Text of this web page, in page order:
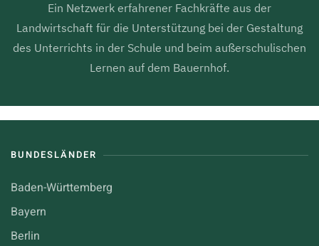
Ein Netzwerk erfahrener Fachkräfte aus der
Landwirtschaft für die Unterstützung bei der Gestaltung
des Unterrichts in der Schule und beim außerschulischen
Lernen auf dem Bauernhof.
BUNDESLÄNDER
Baden-Württemberg
Bayern
Berlin